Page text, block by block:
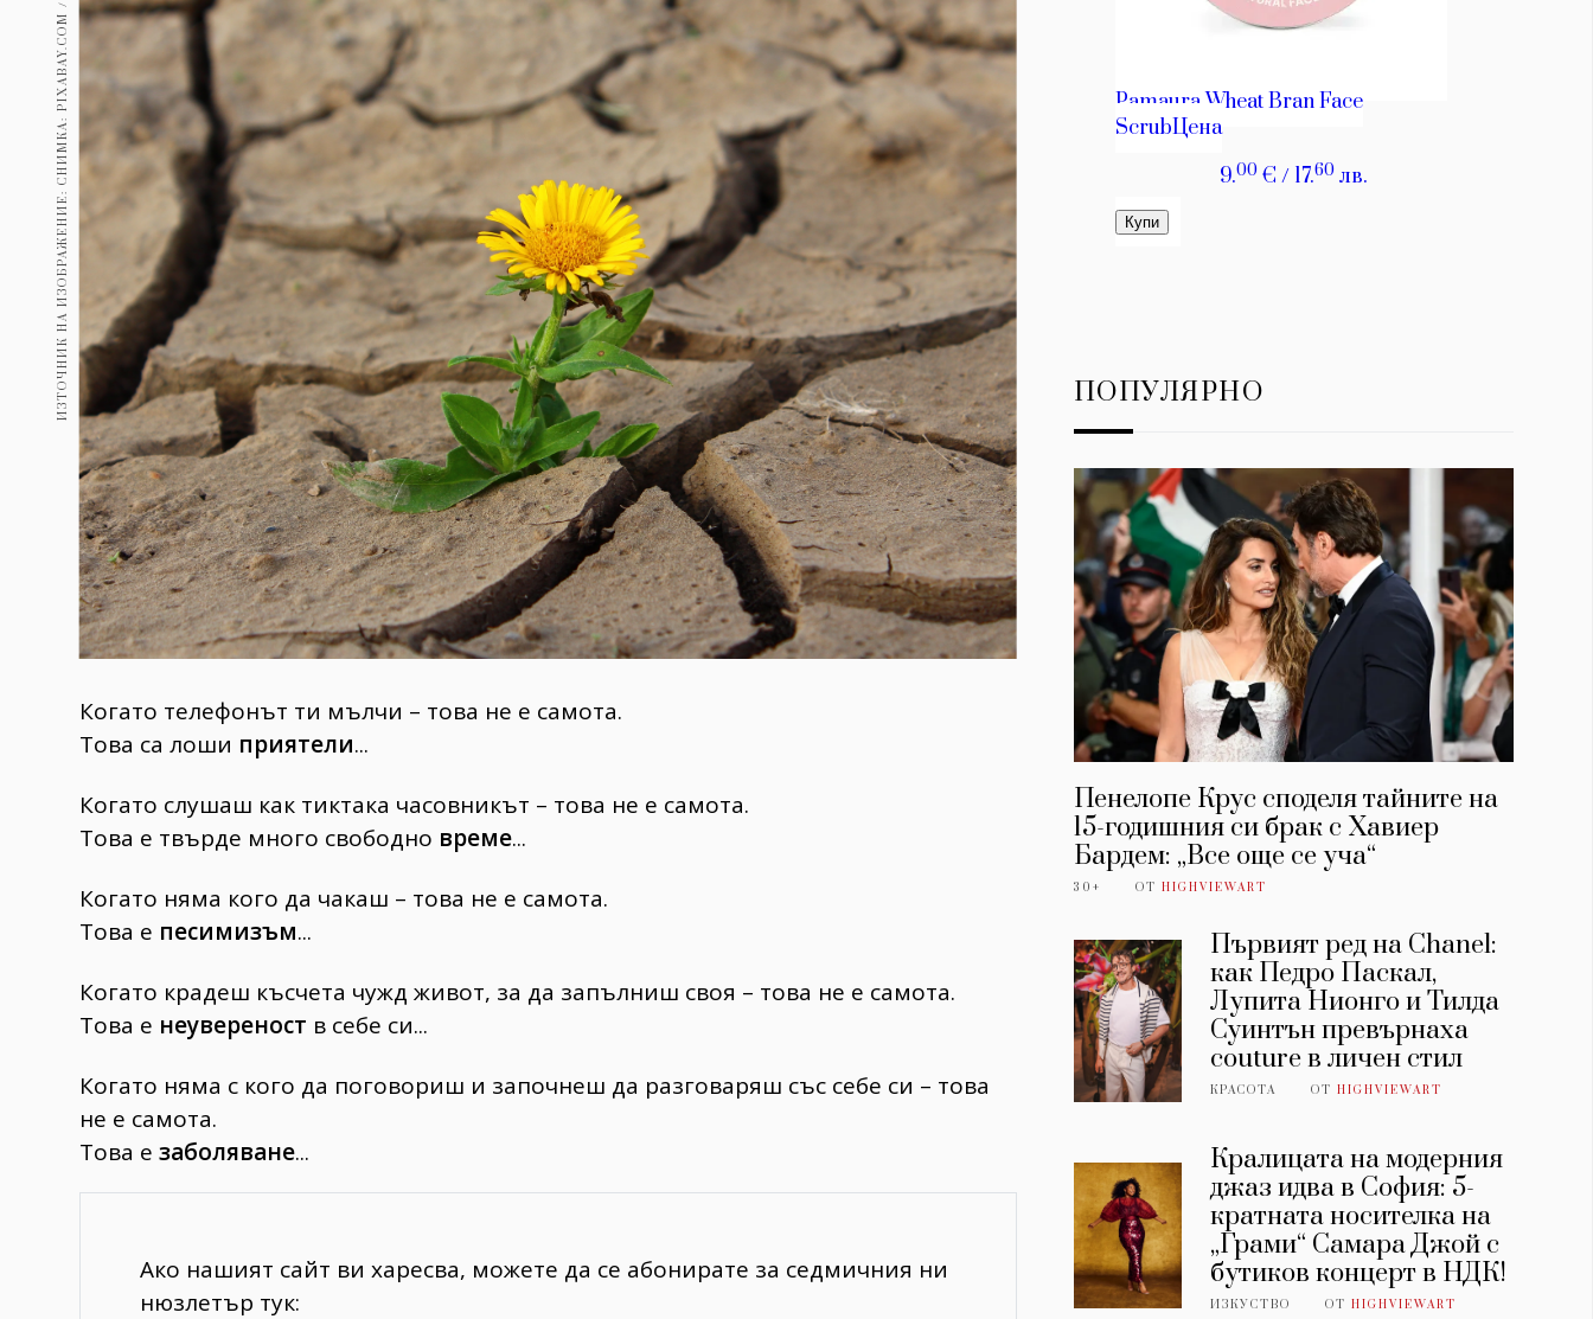
Пътувай
237
Здраве
Gentlemen
Wellness 1815
ПОСЛЕДВАЙТЕ
НИ
ИЗТОЧНИК НА ИЗОБРАЖЕНИЕ: СНИМКА: PIXABAY.COM / KLIMKIN
Когато телефонът ти мълчи – това не е самота.
Това са лоши приятели...
Когато слушаш как тиктака часовникът – това не е самота.
Това е твърде много свободно време...
Когато няма кого да чакаш – това не е самота.
Това е песимизъм...
Когато крадеш късчета чужд живот, за да запълниш своя – това не е самота.
Това е неувереност в себе си...
Когато няма с кого да поговориш и започнеш да разговаряш със себе си – това
не е самота.
Това е заболяване...
Ако нашият сайт ви харесва, можете да се абонирате за седмичния ни
нюзлетър тук:
ПОПУЛЯРНО
Пенелопе Крус споделя тайните на
15-годишния си брак с Хавиер
Бардем: „Все още се уча“
30+ ОТ HIGHVIEWART
Първият ред на Chanel:
как Педро Паскал,
Лупита Нионго и Тилда
Суинтън превърнаха
couture в личен стил
КРАСОТА ОТHIGHVIEWART
Кралицата на модерния
джаз идва в София: 5-
кратната носителка на
„Грами“ Самара Джой с
бутиков концерт в НДК!
ИЗКУСТВО ОТHIGHVIEWART